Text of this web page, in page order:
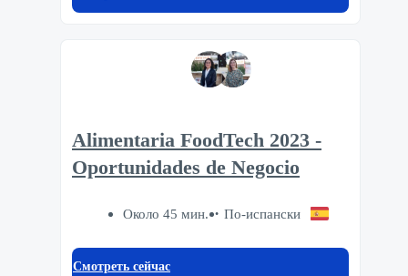
Alimentaria FoodTech 2023 -
Oportunidades de Negocio
Около 45 мин. По-испански
Смотреть сейчас